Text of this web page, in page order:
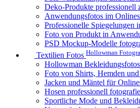
Deko-Produkte professionell
Anwendungsfotos im
Professionelle Spiegelungen
Foto von Produkt in
PSD Mockup-Modelle
Textilien Fotos Hollowman
Hollowman
Foto von Shirts, Hemden
Jacken und Mäntel für
Hosen professionell
Sportliche Mode und